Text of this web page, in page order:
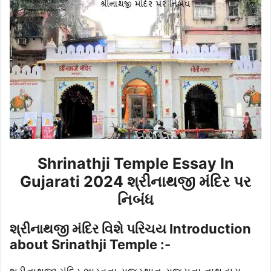
Shrinathji Temple Essay In
Gujarati 2024 શ્રીનાથજી મંદિર પર
નિબંધ
શ્રીનાથજી મંદિર વિશે પરિચય Introduction
about Srinathji Temple :-